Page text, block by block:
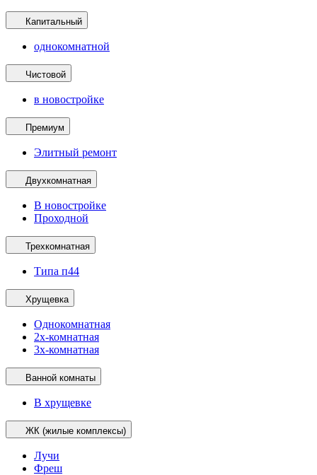
Капитальный
однокомнатной
Чистовой
в новостройке
Премиум
Элитный ремонт
Двухкомнатная
В новостройке
Проходной
Трехкомнатная
Типа п44
Хрущевка
Однокомнатная
2х-комнатная
3х-комнатная
Ванной комнаты
В хрущевке
ЖК (жилые комплексы)
Лучи
Фреш